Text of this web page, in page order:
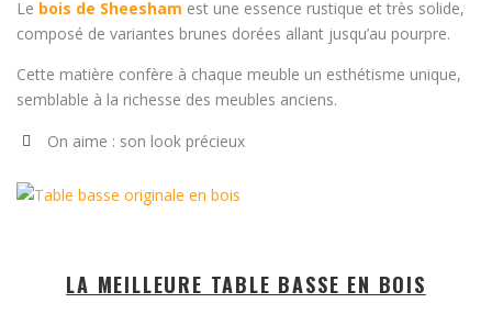
Le bois de Sheesham est une essence rustique et très solide,
composé de variantes brunes dorées allant jusqu’au pourpre.
Cette matière confère à chaque meuble un esthétisme unique,
semblable à la richesse des meubles anciens.
On aime : son look précieux
LA MEILLEURE TABLE BASSE EN BOIS